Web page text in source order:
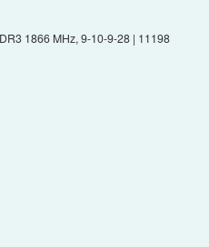
1866 MHz, 9-10-9-28 | 11198